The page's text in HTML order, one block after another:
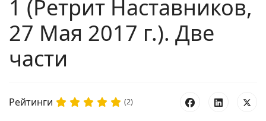
1 (Ретрит Наставников,
27 Мая 2017 г.). Две
части
Рейтинги (2)